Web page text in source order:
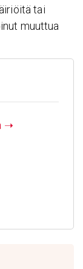
tai
muuttua
➝